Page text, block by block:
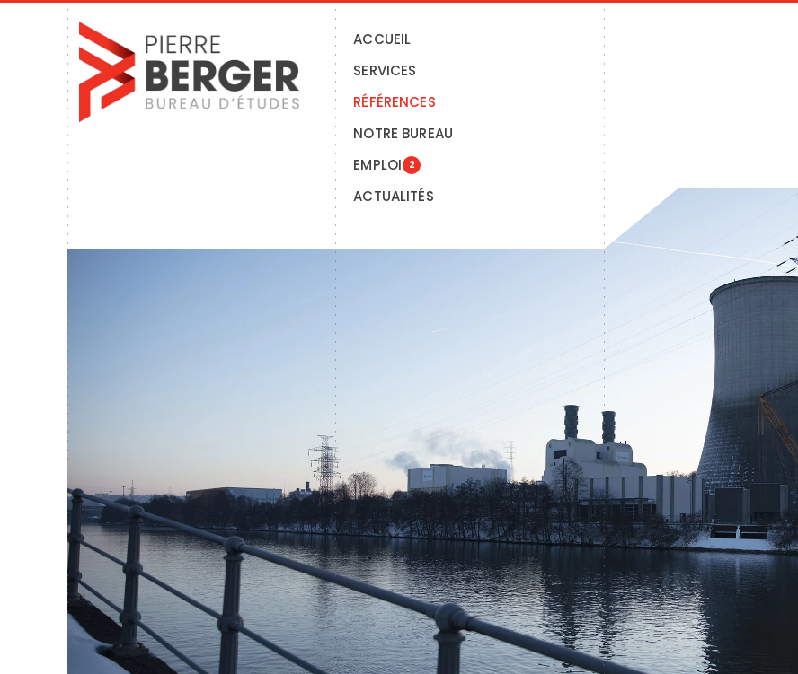
Skip
ACCUEIL
SERVICES
RÉFÉRENCES
NOTRE BUREAU
EMPLOI
2
ACTUALITÉS